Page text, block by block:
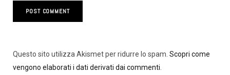
Questo sito utilizza Akismet per ridurre lo spam. Scopri come
vengono elaborati i dati derivati dai commenti.